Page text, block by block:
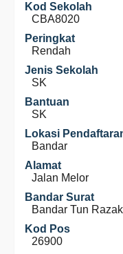
Kod Sekolah
CBA8020
Peringkat
Rendah
Jenis Sekolah
SK
Bantuan
SK
Lokasi
Bandar
Alamat
Jalan Melor
Bandar Surat
Bandar Tun Razak
Kod Pos
26900